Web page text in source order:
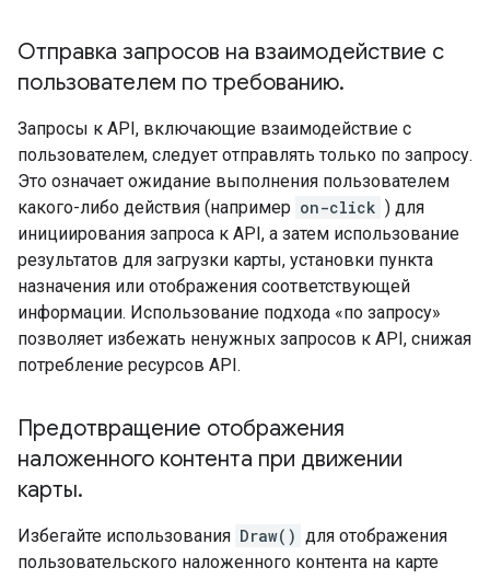
Отправка запросов на взаимодействие с
пользователем по требованию.
Запросы к API, включающие взаимодействие с
пользователем, следует отправлять только по запросу.
Это означает ожидание выполнения пользователем
какого-либо действия (например on-click ) для
инициирования запроса к API, а затем использование
результатов для загрузки карты, установки пункта
назначения или отображения соответствующей
информации. Использование подхода «по запросу»
позволяет избежать ненужных запросов к API, снижая
потребление ресурсов API.
Предотвращение отображения
наложенного контента при движении
карты.
Избегайте использования Draw() для отображения
пользовательского наложенного контента на карте